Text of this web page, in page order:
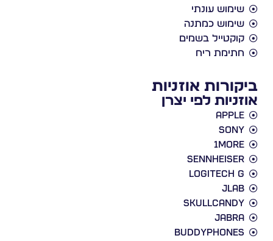
שימוש עונתי
שימוש כמתנה
קוקטייל בשמים
חתימת ריח
ביקורות אוזניות
אוזניות לפי יצרן
Apple
Sony
1More
Sennheiser
Logitech G
JLab
Skullcandy
Jabra
BuddyPhones